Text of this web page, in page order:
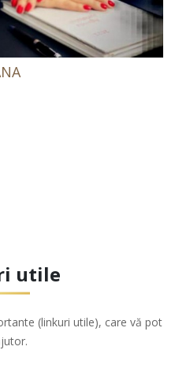
utile
(linkuri utile), care vă pot